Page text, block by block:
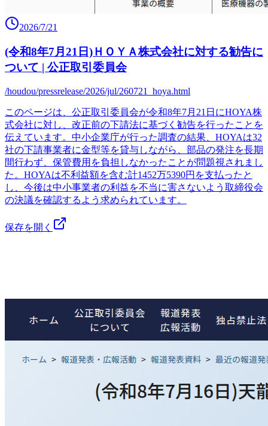
2026/7/21
(令和8年7月21日)ＨＯＹＡ株式会社に対する勧告に
ついて | 公正取引委員会
/houdou/pressrelease/2026/jul/260721_hoya.html
このページは、公正取引委員会が令和8年7月21日にHOYA株
式会社に対し、改正前の下請法に基づく勧告を行ったことを
伝えています。中小企業庁が行った調査の結果、HOYAは32
社の下請事業者に金型等を貸与しながら、部品の発注を長期
間行わず、保管費用を負担しなかったことが問題視されまし
た。HOYAは不利益額を含む計1452万5390円を支払ったと
し、今後は中小事業者の利益を不当に害さないよう取締役会
の決議を確認するよう求められています。
保存を開く